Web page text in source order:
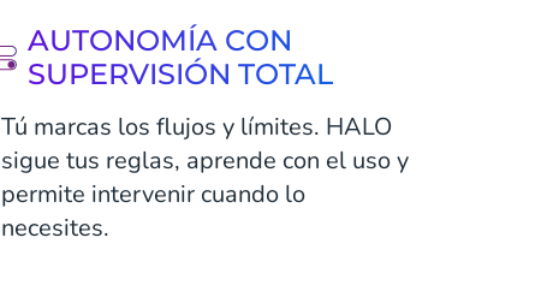
AUTONOMÍA CON
SUPERVISIÓN TOTAL
Tú marcas los flujos y límites. HALO
sigue tus reglas, aprende con el uso y
permite intervenir cuando lo
necesites.